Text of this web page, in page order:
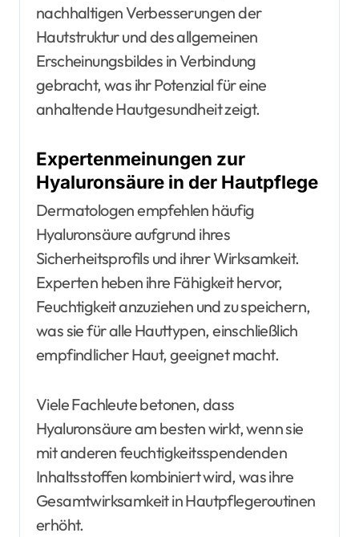
nachhaltigen Verbesserungen der
Hautstruktur und des allgemeinen
Erscheinungsbildes in Verbindung
gebracht, was ihr Potenzial für eine
anhaltende Hautgesundheit zeigt.
Expertenmeinungen zur
Hyaluronsäure in der Hautpflege
Dermatologen empfehlen häufig
Hyaluronsäure aufgrund ihres
Sicherheitsprofils und ihrer Wirksamkeit.
Experten heben ihre Fähigkeit hervor,
Feuchtigkeit anzuziehen und zu speichern,
was sie für alle Hauttypen, einschließlich
empfindlicher Haut, geeignet macht.
Viele Fachleute betonen, dass
Hyaluronsäure am besten wirkt, wenn sie
mit anderen feuchtigkeitsspendenden
Inhaltsstoffen kombiniert wird, was ihre
Gesamtwirksamkeit in Hautpflegeroutinen
erhöht.